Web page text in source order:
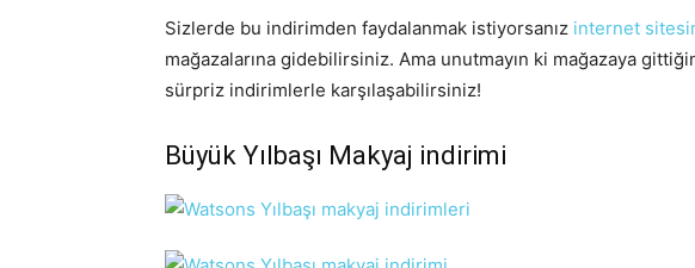
Sizlerde bu indirimden faydalanmak istiyorsanız internet
mağazalarına gidebilirsiniz. Ama unutmayın ki mağazaya
sürpriz indirimlerle karşılaşabilirsiniz!
Büyük Yılbaşı Makyaj indirimi